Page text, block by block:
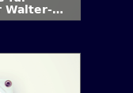
Walter-